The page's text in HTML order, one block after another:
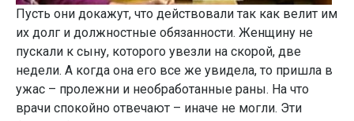
Пусть они докажут, что действовали так как велит им
их долг и должностные обязанности. Женщину не
пускали к сыну, которого увезли на скорой, две
недели. А когда она его все же увидела, то пришла в
ужас – пролежни и необработанные раны. На что
врачи спокойно отвечают – иначе не могли. Эти